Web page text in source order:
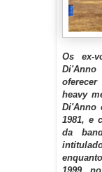
Os ex-
Di'Anno
heavy
Di'Anno
1981, e
da